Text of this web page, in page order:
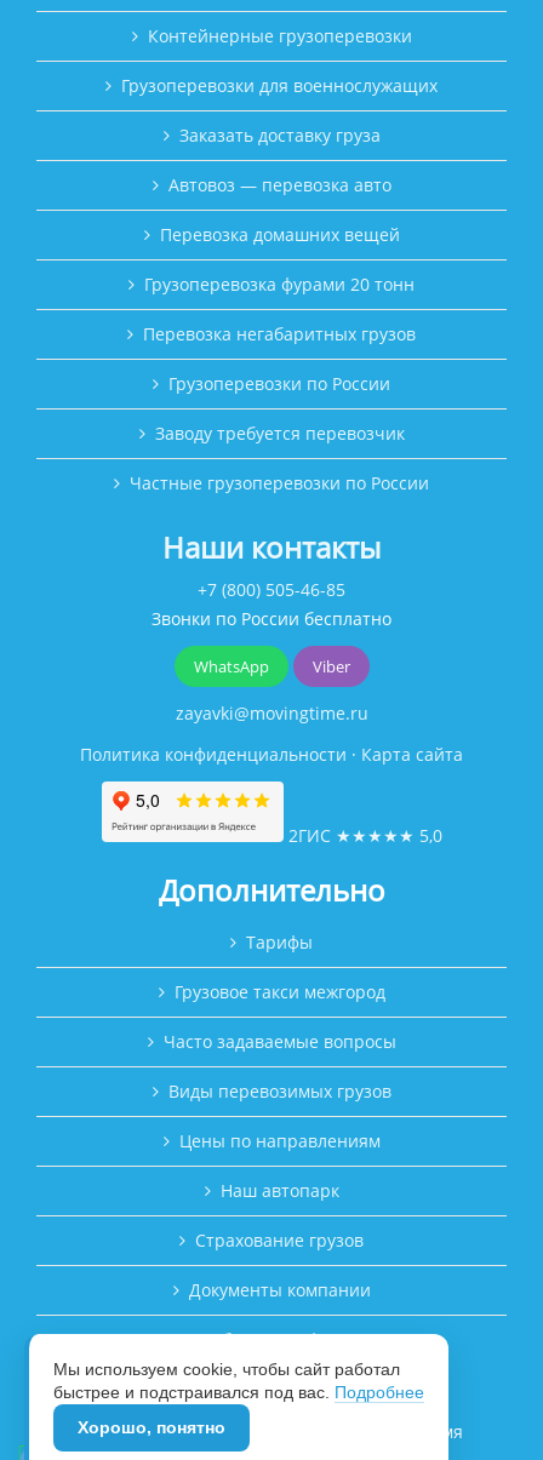
Контейнерные грузоперевозки
Грузоперевозки для военнослужащих
Заказать доставку груза
Автовоз — перевозка авто
Перевозка домашних вещей
Грузоперевозка фурами 20 тонн
Перевозка негабаритных грузов
Грузоперевозки по России
Заводу требуется перевозчик
Частные грузоперевозки по России
Наши контакты
+7 (800) 505-46-85
Звонки по России бесплатно
WhatsApp Viber
zayavki@movingtime.ru
Политика конфиденциальности · Карта сайта
2ГИС ★★★★★ 5,0
Дополнительно
Тарифы
Грузовое такси межгород
Часто задаваемые вопросы
Виды перевозимых грузов
Цены по направлениям
Наш автопарк
Страхование грузов
Документы компании
Публичная оферта
ЗАКАЗАТЬ ПЕРЕВОЗКУ ГРУЗА
© 2017–2026 Транспортная компания «Время
Мы используем cookie, чтобы сайт работал
быстрее и подстраивался под вас. Подробнее
Хорошо, понятно